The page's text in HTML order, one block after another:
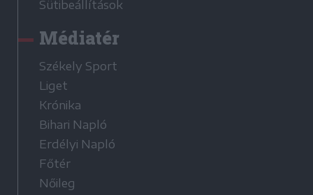
Sütibeállítások
Médiatér
Székely Sport
Liget
Krónika
Bihari Napló
Erdélyi Napló
Főtér
Nőileg